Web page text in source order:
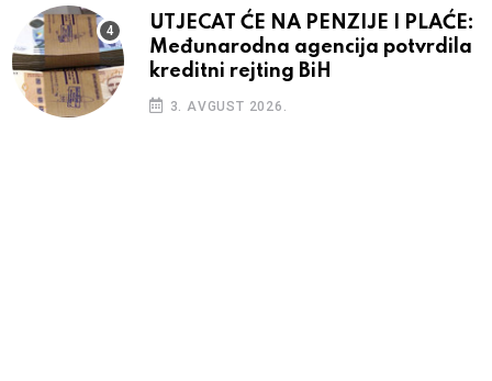
UTJECAT ĆE NA PENZIJE I PLAĆE:
Međunarodna agencija potvrdila
kreditni rejting BiH
3. AVGUST 2026.